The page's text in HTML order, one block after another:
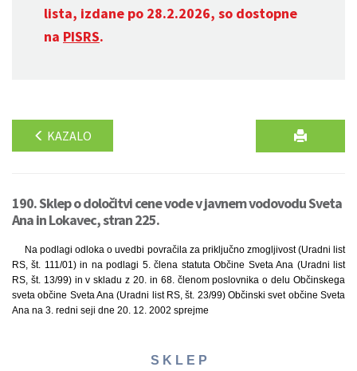
lista, izdane po 28.2.2026, so dostopne
na PISRS.
KAZALO
190. Sklep o določitvi cene vode v javnem vodovodu Sveta
Ana in Lokavec, stran 225.
Na podlagi odloka o uvedbi povračila za priključno zmogljivost (Uradni list
RS, št. 111/01) in na podlagi 5. člena statuta Občine Sveta Ana (Uradni list
RS, št. 13/99) in v skladu z 20. in 68. členom poslovnika o delu Občinskega
sveta občine Sveta Ana (Uradni list RS, št. 23/99) Občinski svet občine Sveta
Ana na 3. redni seji dne 20. 12. 2002 sprejme
S K L E P